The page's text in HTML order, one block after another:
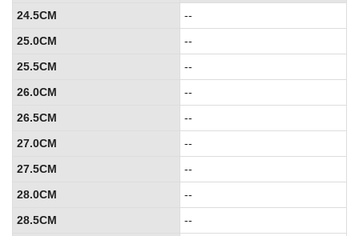
24.5CM
--
25.0CM
--
25.5CM
--
26.0CM
--
26.5CM
--
27.0CM
--
27.5CM
--
28.0CM
--
28.5CM
--